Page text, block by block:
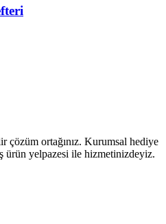
çözüm ortağınız. Kurumsal hediye
ürün yelpazesi ile hizmetinizdeyiz.